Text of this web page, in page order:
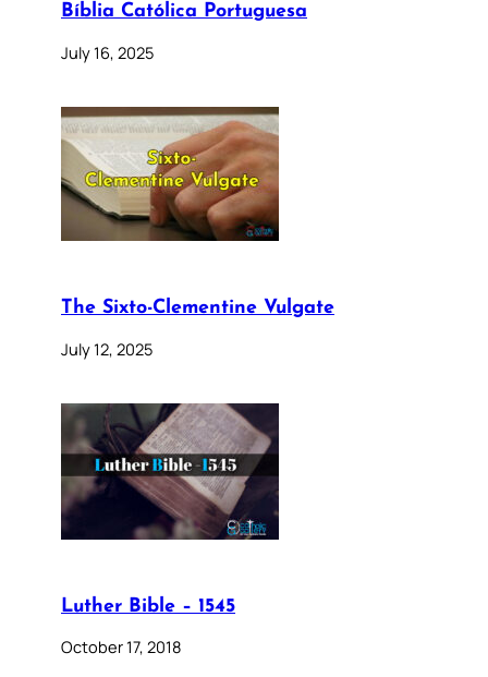
Bíblia Católica Portuguesa
July 16, 2025
The Sixto-Clementine Vulgate
July 12, 2025
Luther Bible – 1545
October 17, 2018